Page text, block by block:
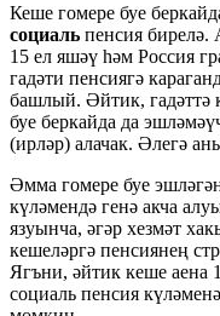
Кеше гомере буе
социаль пенсия
15 ел яшәү һәм Россия
гадәти пенсиягә
башлый. Әйтик, гадәттә
буе беркайда да
(ирләр) алачак. Әлегә
Әмма гомере буе
күләмендә генә акча
язуынча, әгәр хезмәт
кешеләргә пенсиянең
Ягъни, әйтик кеше аена
социаль пенсия